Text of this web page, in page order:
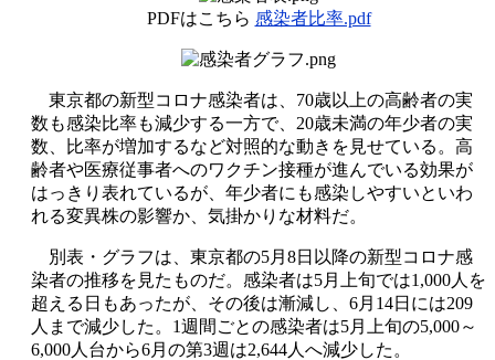
PDFはこちら 感染者比率.pdf
東京都の新型コロナ感染者は、70歳以上の高齢者の実
数も感染比率も減少する一方で、20歳未満の年少者の実
数、比率が増加するなど対照的な動きを見せている。高
齢者や医療従事者へのワクチン接種が進んでいる効果が
はっきり表れているが、年少者にも感染しやすいといわ
れる変異株の影響か、気掛かりな材料だ。
別表・グラフは、東京都の5月8日以降の新型コロナ感
染者の推移を見たものだ。感染者は5月上旬では1,000人を
超える日もあったが、その後は漸減し、6月14日には209
人まで減少した。1週間ごとの感染者は5月上旬の5,000～
6,000人台から6月の第3週は2,644人へ減少した。